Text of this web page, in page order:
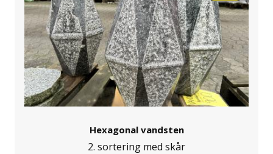
Hexagonal vandsten
2. sortering med skår